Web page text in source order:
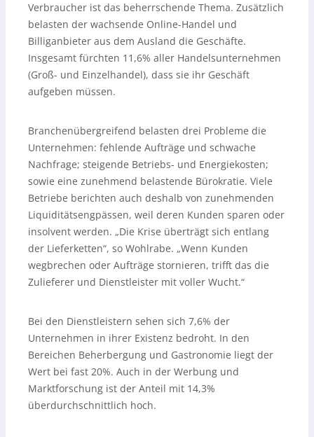
Verbraucher ist das beherrschende Thema. Zusätzlich
belasten der wachsende Online-Handel und
Billiganbieter aus dem Ausland die Geschäfte.
Insgesamt fürchten 11,6% aller Handelsunternehmen
(Groß- und Einzelhandel), dass sie ihr Geschäft
aufgeben müssen.
Branchenübergreifend belasten drei Probleme die
Unternehmen: fehlende Aufträge und schwache
Nachfrage; steigende Betriebs- und Energiekosten;
sowie eine zunehmend belastende Bürokratie. Viele
Betriebe berichten auch deshalb von zunehmenden
Liquiditätsengpässen, weil deren Kunden sparen oder
insolvent werden. „Die Krise überträgt sich entlang
der Lieferketten“, so Wohlrabe. „Wenn Kunden
wegbrechen oder Aufträge stornieren, trifft das die
Zulieferer und Dienstleister mit voller Wucht.“
Bei den Dienstleistern sehen sich 7,6% der
Unternehmen in ihrer Existenz bedroht. In den
Bereichen Beherbergung und Gastronomie liegt der
Wert bei fast 20%. Auch in der Werbung und
Marktforschung ist der Anteil mit 14,3%
überdurchschnittlich hoch.